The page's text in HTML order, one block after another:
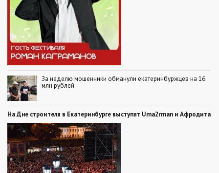
За неделю мошенники обманули екатеринбуржцев на 16
млн рублей
На Дне строителя в Екатеринбурге выступят Uma2rman и Афродита